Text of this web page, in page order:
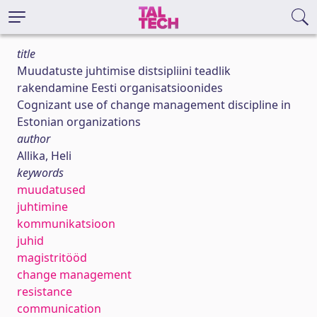
title
Muudatuste juhtimise distsipliini teadlik
rakendamine Eesti organisatsioonides
Cognizant use of change management discipline in
Estonian organizations
author
Allika, Heli
keywords
muudatused
juhtimine
kommunikatsioon
juhid
magistritööd
change management
resistance
communication